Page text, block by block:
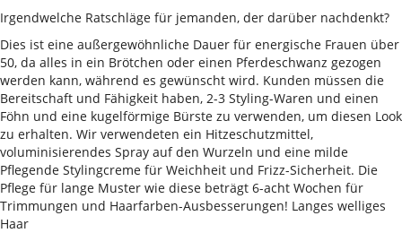
Irgendwelche Ratschläge für jemanden, der darüber nachdenkt?
Dies ist eine außergewöhnliche Dauer für energische Frauen über
50, da alles in ein Brötchen oder einen Pferdeschwanz gezogen
werden kann, während es gewünscht wird. Kunden müssen die
Bereitschaft und Fähigkeit haben, 2-3 Styling-Waren und einen
Föhn und eine kugelförmige Bürste zu verwenden, um diesen Look
zu erhalten. Wir verwendeten ein Hitzeschutzmittel,
voluminisierendes Spray auf den Wurzeln und eine milde
Pflegende Stylingcreme für Weichheit und Frizz-Sicherheit. Die
Pflege für lange Muster wie diese beträgt 6-acht Wochen für
Trimmungen und Haarfarben-Ausbesserungen! Langes welliges
Haar